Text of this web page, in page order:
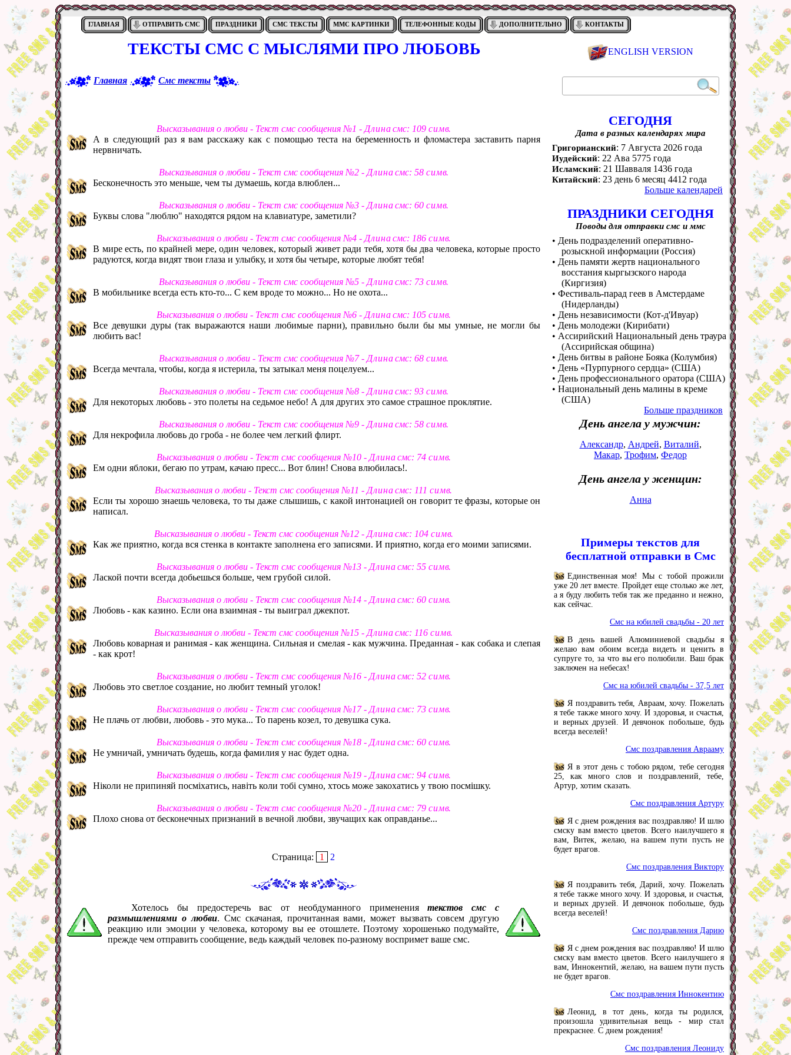
ГЛАВНАЯ ОТПРАВИТЬ СМС ПРАЗДНИКИ СМС ТЕКСТЫ ММС КАРТИНКИ ТЕЛЕФОННЫЕ КОДЫ ДОПОЛНИТЕЛЬНО КОНТАКТЫ
ТЕКСТЫ СМС С МЫСЛЯМИ ПРО ЛЮБОВЬ
Главная Смс тексты
Высказывания о любви - Текст смс сообщения №1 - Д л и н асмс: 109 с и м в.
А в следующий раз я вам расскажу как с помощью теста на беременность и фломастера заставить парня
нервничать.
Высказывания о любви - Текст смс сообщения №2 - Д л и н асмс: 58 с и м в.
Бесконечность это меньше, чем ты думаешь, когда влюблен...
Высказывания о любви - Текст смс сообщения №3 - Д л и н асмс: 60 с и м в.
Буквы слова "люблю" находятся рядом на клавиатуре, заметили?
Высказывания о любви - Текст смс сообщения №4 - Д л и н асмс: 186 с и м в.
В мире есть, по крайней мере, один человек, который живет ради тебя, хотя бы два человека, которые просто
радуются, когда видят твои глаза и улыбку, и хотя бы четыре, которые любят тебя!
Высказывания о любви - Текст смс сообщения №5 - Д л и н асмс: 73 с и м в.
В мобильнике всегда есть кто-то... С кем вроде то можно... Но не охота...
Высказывания о любви - Текст смс сообщения №6 - Д л и н асмс: 105 с и м в.
Все девушки дуры (так выражаются наши любимые парни), правильно были бы мы умные, не могли бы
любить вас!
Высказывания о любви - Текст смс сообщения №7 - Д л и н асмс: 68 с и м в.
Всегда мечтала, чтобы, когда я истерила, ты затыкал меня поцелуем...
Высказывания о любви - Текст смс сообщения №8 - Д л и н асмс: 93 с и м в.
Для некоторых любовь - это полеты на седьмое небо! А для других это самое страшное проклятие.
Высказывания о любви - Текст смс сообщения №9 - Д л и н асмс: 58 с и м в.
Для некрофила любовь до гроба - не более чем легкий флирт.
Высказывания о любви - Текст смс сообщения №10 - Д л и н асмс: 74 с и м в.
Ем одни яблоки, бегаю по утрам, качаю пресс... Вот блин! Снова влюбилась!.
Высказывания о любви - Текст смс сообщения №11 - Д л и н асмс: 111 с и м в.
Если ты хорошо знаешь человека, то ты даже слышишь, с какой интонацией он говорит те фразы, которые он
написал.
Высказывания о любви - Текст смс сообщения №12 - Д л и н асмс: 104 с и м в.
Как же приятно, когда вся стенка в контакте заполнена его записями. И приятно, когда его моими записями.
Высказывания о любви - Текст смс сообщения №13 - Д л и н асмс: 55 с и м в.
Лаской почти всегда добьешься больше, чем грубой силой.
Высказывания о любви - Текст смс сообщения №14 - Д л и н асмс: 60 с и м в.
Любовь - как казино. Если она взаимная - ты выиграл джекпот.
Высказывания о любви - Текст смс сообщения №15 - Д л и н асмс: 116 с и м в.
Любовь коварная и ранимая - как женщина. Сильная и смелая - как мужчина. Преданная - как собака и слепая
- как крот!
Высказывания о любви - Текст смс сообщения №16 - Д л и н асмс: 52 с и м в.
Любовь это светлое создание, но любит темный уголок!
Высказывания о любви - Текст смс сообщения №17 - Д л и н асмс: 73 с и м в.
Не плачь от любви, любовь - это мука... То парень козел, то девушка сука.
Высказывания о любви - Текст смс сообщения №18 - Д л и н асмс: 60 с и м в.
Не умничай, умничать будешь, когда фамилия у нас будет одна.
Высказывания о любви - Текст смс сообщения №19 - Д л и н асмс: 94 с и м в.
Ніколи не припиняй посміхатись, навіть коли тобі сумно, хтось може закохатись у твою посмішку.
Высказывания о любви - Текст смс сообщения №20 - Д л и н асмс: 79 с и м в.
Плохо снова от бесконечных признаний в вечной любви, звучащих как оправданье...
Страница: 1 2
Хотелось бы предостеречь вас от необдуманного применениятекстов смс с
размышлениями о любви. Смс скачаная, прочитанная вами, может вызвать совсем другую
реакцию или эмоции у человека, которому вы ее отошлете. Поэтому хорошенько подумайте,
прежде чем отправить сообщение, ведь каждый человек по-разному воспримет ваше смс.
ENGLISH VERSION
СЕГОДНЯ
Дата в разных календарях мира
Григорианский: 7 Августа 2026 года
Иудейский: 22 Ава 5775 года
Исламский: 21 Шавваля 1436 года
Китайский: 23 день 6 месяц 4412 года
Больше календарей
ПРАЗДНИКИ СЕГОДНЯ
Поводы для отправки смс и ммс
• День подразделений оперативно-
розыскной информации (Россия)
• День памяти жертв национального
восстания кыргызского народа
(Киргизия)
• Фестиваль-парад геев в Амстердаме
(Нидерланды)
• День независимости (Кот-д'Ивуар)
• День молодежи (Кирибати)
• Ассирийский Национальный день траура
(Ассирийская община)
• День битвы в районе Бояка (Колумбия)
• День «Пурпурного сердца» (США)
• День профессионального оратора (США)
• Национальный день малины в креме
(США)
Больше праздников
День ангела у мужчин:
Александр, Андрей, Виталий,
Макар, Трофим, Федор
День ангела у женщин:
Анна
Примеры текстов для
бесплатной отправки в Смс
Единственная моя! Мы с тобой прожили
уже 20 лет вместе. Пройдет еще столько же лет,
а я буду любить тебя так же преданно и нежно,
как сейчас.
Смс на юбилей свадьбы - 20 лет
В день вашей Алюминиевой свадьбы я
желаю вам обоим всегда видеть и ценить в
супруге то, за что вы его полюбили. Ваш брак
заключен на небесах!
Смс на юбилей свадьбы - 37,5 лет
Я поздравить тебя, Авраам, хочу. Пожелать
я тебе также много хочу. И здоровья, и счастья,
и верных друзей. И девчонок побольше, будь
всегда веселей!
Смс поздравления Аврааму
Я в этот день с тобою рядом, тебе сегодня
25, как много слов и поздравлений, тебе,
Артур, хотим сказать.
Смс поздравления Артуру
Я с днем рождения вас поздравляю! И шлю
смску вам вместо цветов. Всего наилучшего я
вам, Витек, желаю, на вашем пути пусть не
будет врагов.
Смс поздравления Виктору
Я поздравить тебя, Дарий, хочу. Пожелать
я тебе также много хочу. И здоровья, и счастья,
и верных друзей. И девчонок побольше, будь
всегда веселей!
Смс поздравления Дарию
Я с днем рождения вас поздравляю! И шлю
смску вам вместо цветов. Всего наилучшего я
вам, Иннокентий, желаю, на вашем пути пусть
не будет врагов.
Смс поздравления Иннокентию
Леонид, в тот день, когда ты родился,
произошла удивительная вещь - мир стал
прекраснее. С днем рождения!
Смс поздравления Леониду